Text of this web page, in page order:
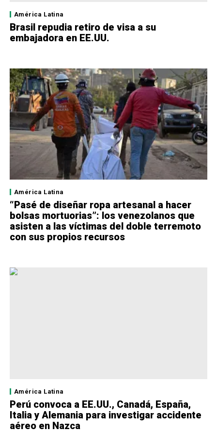
América Latina
Brasil repudia retiro de visa a su
embajadora en EE.UU.
América Latina
“Pasé de diseñar ropa artesanal a hacer
bolsas mortuorias”: los venezolanos que
asisten a las víctimas del doble terremoto
con sus propios recursos
América Latina
Perú convoca a EE.UU., Canadá, España,
Italia y Alemania para investigar accidente
aéreo en Nazca